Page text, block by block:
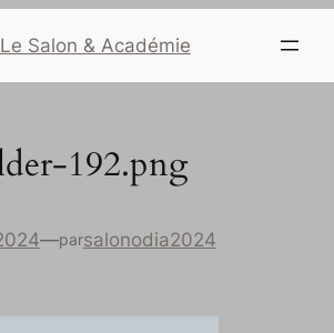
Salon & Académie
192.png
—parsalonodia2024